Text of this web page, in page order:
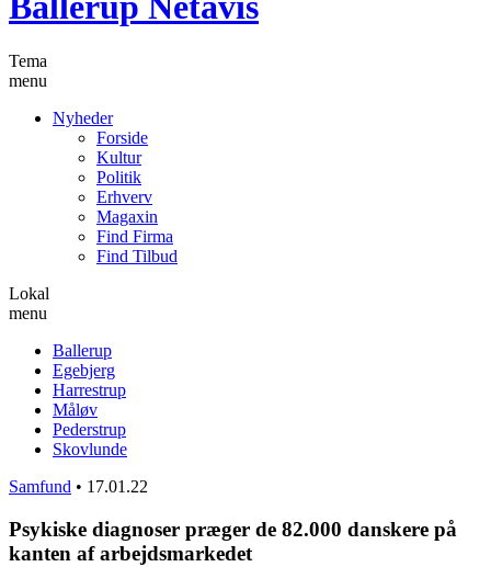
Tema
menu
Nyheder
Forside
Kultur
Politik
Erhverv
Magaxin
Find Firma
Find Tilbud
Lokal
menu
Ballerup
Egebjerg
Harrestrup
Måløv
Pederstrup
Skovlunde
Samfund • 17.01.22
Psykiske diagnoser præger de 82.000 danskere på
kanten af arbejdsmarkedet